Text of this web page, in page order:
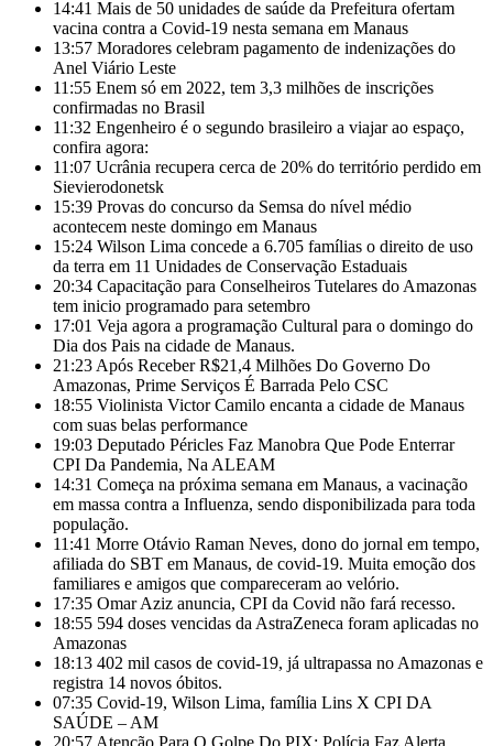
14:41 Mais de 50 unidades de saúde da Prefeitura ofertam
vacina contra a Covid-19 nesta semana em Manaus
13:57 Moradores celebram pagamento de indenizações do
Anel Viário Leste
11:55 Enem só em 2022, tem 3,3 milhões de inscrições
confirmadas no Brasil
11:32 Engenheiro é o segundo brasileiro a viajar ao espaço,
confira agora:
11:07 Ucrânia recupera cerca de 20% do território perdido em
Sievierodonetsk
15:39 Provas do concurso da Semsa do nível médio
acontecem neste domingo em Manaus
15:24 Wilson Lima concede a 6.705 famílias o direito de uso
da terra em 11 Unidades de Conservação Estaduais
20:34 Capacitação para Conselheiros Tutelares do Amazonas
tem inicio programado para setembro
17:01 Veja agora a programação Cultural para o domingo do
Dia dos Pais na cidade de Manaus.
21:23 Após Receber R$21,4 Milhões Do Governo Do
Amazonas, Prime Serviços É Barrada Pelo CSC
18:55 Violinista Victor Camilo encanta a cidade de Manaus
com suas belas performance
19:03 Deputado Péricles Faz Manobra Que Pode Enterrar
CPI Da Pandemia, Na ALEAM
14:31 Começa na próxima semana em Manaus, a vacinação
em massa contra a Influenza, sendo disponibilizada para toda
população.
11:41 Morre Otávio Raman Neves, dono do jornal em tempo,
afiliada do SBT em Manaus, de covid-19. Muita emoção dos
familiares e amigos que compareceram ao velório.
17:35 Omar Aziz anuncia, CPI da Covid não fará recesso.
18:55 594 doses vencidas da AstraZeneca foram aplicadas no
Amazonas
18:13 402 mil casos de covid-19, já ultrapassa no Amazonas e
registra 14 novos óbitos.
07:35 Covid-19, Wilson Lima, família Lins X CPI DA
SAÚDE – AM
20:57 Atenção Para O Golpe Do PIX; Polícia Faz Alerta